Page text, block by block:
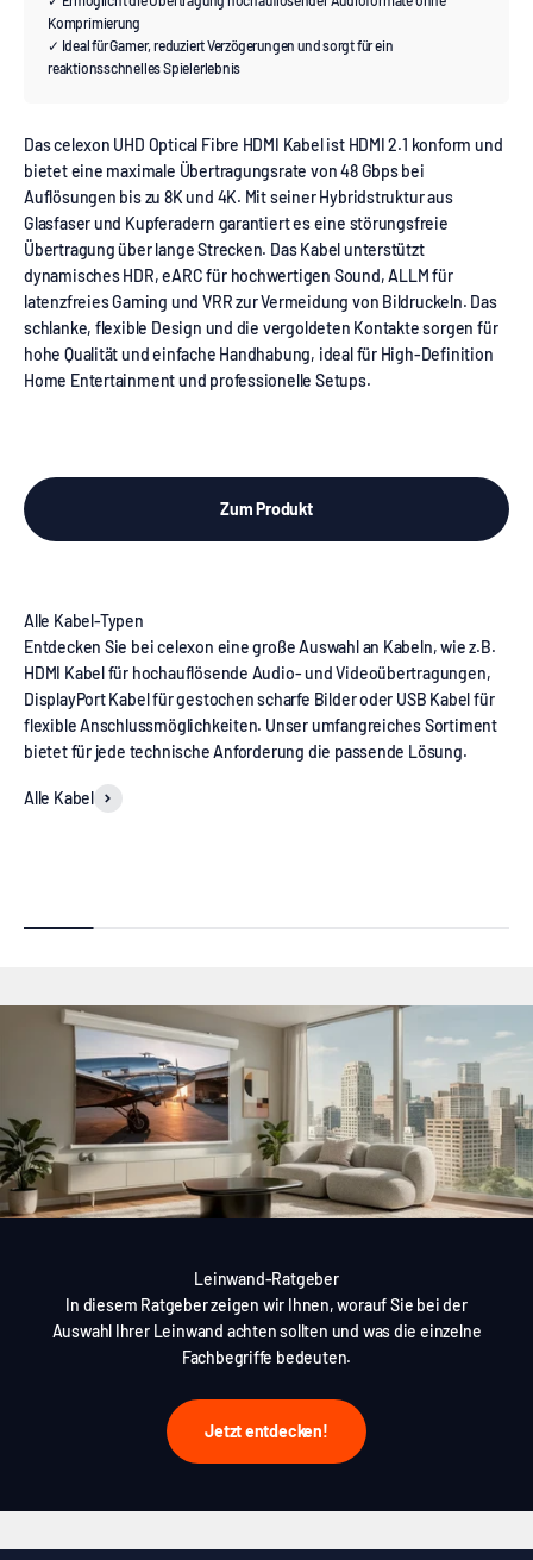
Komprimierung
✓ Ideal für Gamer, reduziert Verzögerungen und sorgt für ein
reaktionsschnelles Spielerlebnis
Das celexon UHD Optical Fibre HDMI Kabel ist HDMI 2.1 konform und
bietet eine maximale Übertragungsrate von 48 Gbps bei
Auflösungen bis zu 8K und 4K. Mit seiner Hybridstruktur aus
Glasfaser und Kupferadern garantiert es eine störungsfreie
Übertragung über lange Strecken. Das Kabel unterstützt
dynamisches HDR, eARC für hochwertigen Sound, ALLM für
latenzfreies Gaming und VRR zur Vermeidung von Bildruckeln. Das
schlanke, flexible Design und die vergoldeten Kontakte sorgen für
hohe Qualität und einfache Handhabung, ideal für High-Definition
Home Entertainment und professionelle Setups.
Zum Produkt
Entdecken Sie bei celexon eine große Auswahl an Kabeln, wie z.B.
HDMI Kabel für hochauflösende Audio- und Videoübertragungen,
DisplayPort Kabel für gestochen scharfe Bilder oder USB Kabel für
flexible Anschlussmöglichkeiten. Unser umfangreiches Sortiment
bietet für jede technische Anforderung die passende Lösung.
Alle Kabel
Leinwand-Ratgeber
In diesem Ratgeber zeigen wir Ihnen, worauf Sie bei der
Auswahl Ihrer Leinwand achten sollten und was die einzelne
Fachbegriffe bedeuten.
Jetzt entdecken!